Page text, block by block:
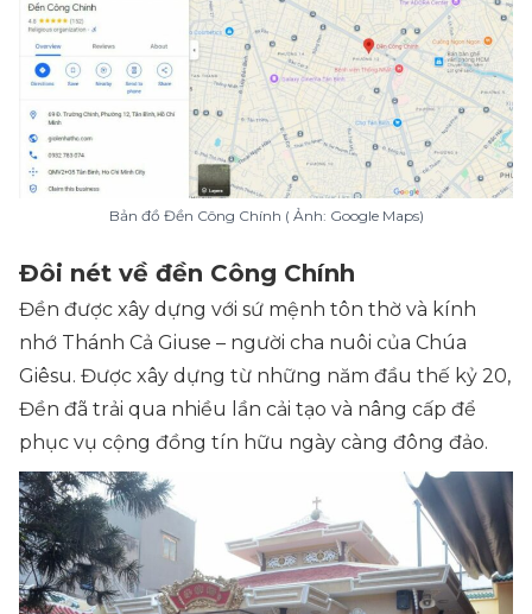
Bản đồ Đền Công Chính ( Ảnh: Google Maps)
Đôi nét về đền Công Chính
Đền được xây dựng với sứ mệnh tôn thờ và kính
nhớ Thánh Cả Giuse – người cha nuôi của Chúa
Giêsu. Được xây dựng từ những năm đầu thế kỷ 20,
Đền đã trải qua nhiều lần cải tạo và nâng cấp để
phục vụ cộng đồng tín hữu ngày càng đông đảo.